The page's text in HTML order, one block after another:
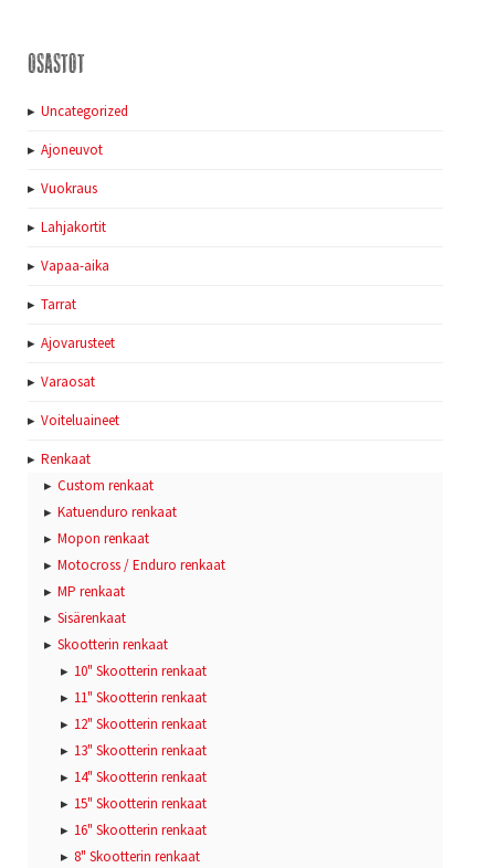
Osastot
Uncategorized
Ajoneuvot
Vuokraus
Lahjakortit
Vapaa-aika
Tarrat
Ajovarusteet
Varaosat
Voiteluaineet
Renkaat
Custom renkaat
Katuenduro renkaat
Mopon renkaat
Motocross / Enduro renkaat
MP renkaat
Sisärenkaat
Skootterin renkaat
10" Skootterin renkaat
11" Skootterin renkaat
12" Skootterin renkaat
13" Skootterin renkaat
14" Skootterin renkaat
15" Skootterin renkaat
16" Skootterin renkaat
8" Skootterin renkaat